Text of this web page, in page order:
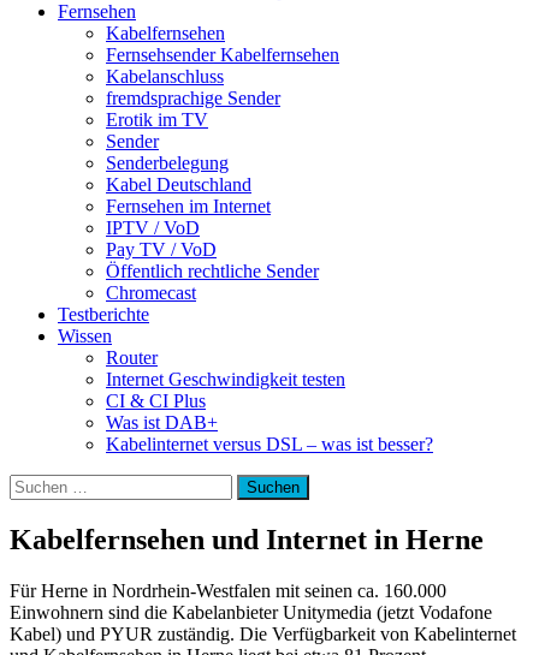
Fernsehen
Kabelfernsehen
Fernsehsender Kabelfernsehen
Kabelanschluss
fremdsprachige Sender
Erotik im TV
Sender
Senderbelegung
Kabel Deutschland
Fernsehen im Internet
IPTV / VoD
Pay TV / VoD
Öffentlich rechtliche Sender
Chromecast
Testberichte
Wissen
Router
Internet Geschwindigkeit testen
CI & CI Plus
Was ist DAB+
Kabelinternet versus DSL – was ist besser?
Suchen
nach:
Kabelfernsehen und Internet in Herne
Für Herne in Nordrhein-Westfalen mit seinen ca. 160.000
Einwohnern sind die Kabelanbieter Unitymedia (jetzt Vodafone
Kabel) und PYUR zuständig. Die Verfügbarkeit von Kabelinternet